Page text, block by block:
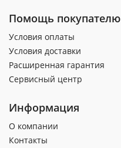
Помощь покупателю
Условия оплаты
Условия доставки
Расширенная гарантия
Сервисный центр
Информация
О компании
Контакты